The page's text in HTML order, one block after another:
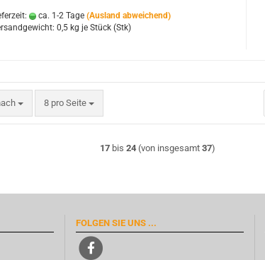
ca. 1-2 Tage (Ausland abweichend)
0,5 kg je Stück (Stk)
8 pro Seite
pro Seite
17bis 24(von insgesamt 37)
FOLGEN SIE UNS ...